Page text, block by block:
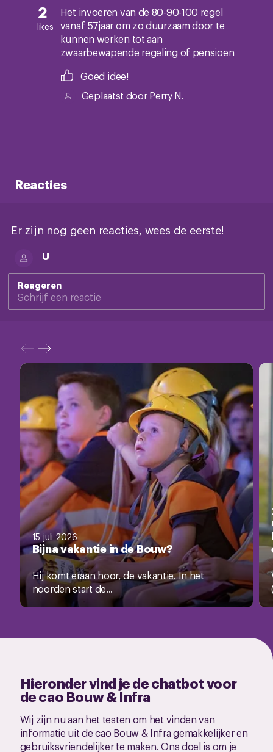
2
likes
Het invoeren van de 80-90-100 regel
vanaf 57jaar om zo duurzaam door te
kunnen werken tot aan
zwaarbewapende regeling of pensioen
Goed idee!
Geplaatst doorPerry N.
Reacties
Er zijn nog geen reacties, wees de eerste!
U
Reageren
15 juli 2026
Bijna vakantie in de Bouw?
Hij komt eraan hoor, de vakantie. In het
noorden start de...
Hieronder vind je de chatbot voor
de cao Bouw & Infra
Wij zijn nu aan het testen om het vinden van
informatie uit de cao Bouw & Infra gemakkelijker en
gebruiksvriendelijker te maken. Ons doel is om je